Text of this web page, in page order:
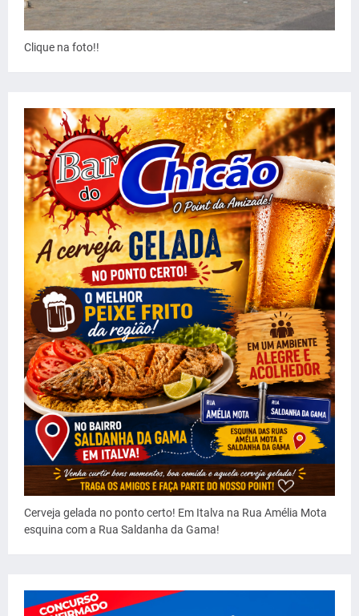
Clique na foto!!
Cerveja gelada no ponto certo! Em Italva na Rua Amélia Mota
esquina com a Rua Saldanha da Gama!